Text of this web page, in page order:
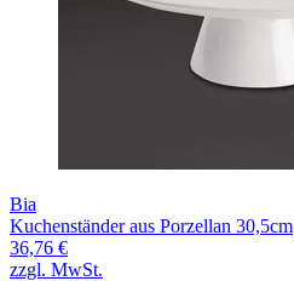
Bia
Kuchenständer aus Porzellan 30,5cm
36,76 €
zzgl. MwSt.